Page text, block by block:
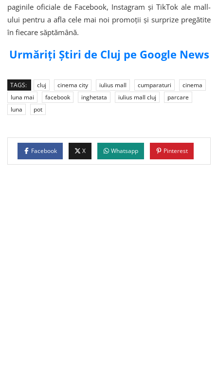
paginile oficiale de Facebook, Instagram și TikTok ale mall-
ului pentru a afla cele mai noi promoții și surprize pregătite
în fiecare săptămână.
Urmăriți Știri de Cluj pe Google News
TAGS: cluj cinema city iulius mall cumparaturi
cinema
luna mai
facebook inghetata iulius mall cluj
parcare
luna
pot
Facebook X Whatsapp Pinterest